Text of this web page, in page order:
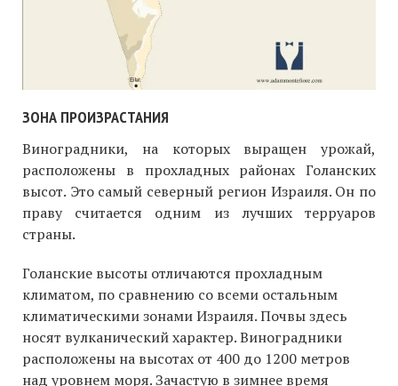
ЗОНА ПРОИЗРАСТАНИЯ
Виноградники, на которых выращен урожай,
расположены в прохладных районах Голанских
высот. Это самый северный регион Израиля. Он по
праву считается одним из лучших терруаров
страны.
Голанские высоты отличаются прохладным
климатом, по сравнению со всеми остальным
климатическими зонами Израиля. Почвы здесь
носят вулканический характер. Виноградники
расположены на высотах от 400 до 1200 метров
над уровнем моря. Зачастую в зимнее время